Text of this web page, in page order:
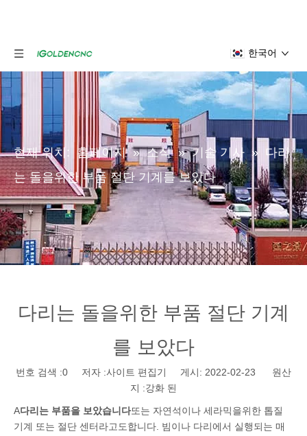
한국어
현재 위치: 홈페이지 » 소식 » 기술 기사 »
다리
는 돌을위한 부품 절단 기계를 보았다
다리는 돌을위한 부품 절단 기계
를 보았다
번호 검색 :0 저자 :사이트 편집기 게시: 2022-02-23 원산
지 :강화 된
A다리는 부품을 보았습니다또는 자연석이나 세라믹을위한 톱질
기계 또는 절단 센터라고도합니다. 빔이나 다리에서 실행되는 매